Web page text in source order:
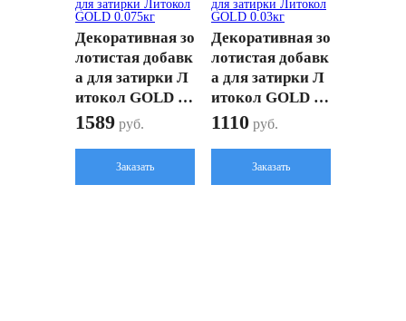
Декоративная зо
лотистая добавк
а для затирки Л
итокол GOLD 0.
075кг
1589 руб.
Заказать
Декоративная зо
лотистая добавк
а для затирки Л
итокол GOLD 0.
03кг
1110 руб.
Заказать